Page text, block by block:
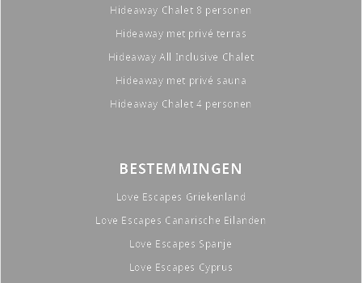
Hideaway Chalet 8 personen
Hideaway met privé terras
Hideaway All Inclusive Chalet
Hideaway met privé sauna
Hideaway Chalet 4 personen
BESTEMMINGEN
Love Escapes Griekenland
Love Escapes Canarische Eilanden
Love Escapes Spanje
Love Escapes Cyprus